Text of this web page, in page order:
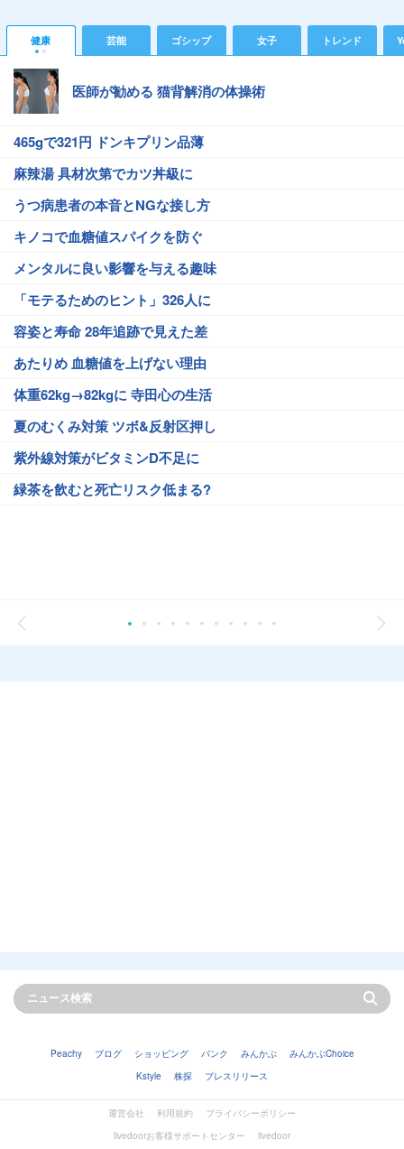
健康 芸能 ゴシップ 女子 トレンド
医師が勧める 猫背解消の体操術
465gで321円 ドンキプリン品薄
麻辣湯 具材次第でカツ丼級に
うつ病患者の本音とNGな接し方
キノコで血糖値スパイクを防ぐ
メンタルに良い影響を与える趣味
「モテるためのヒント」326人に
容姿と寿命 28年追跡で見えた差
あたりめ 血糖値を上げない理由
体重62kg→82kgに 寺田心の生活
夏のむくみ対策 ツボ&反射区押し
紫外線対策がビタミンD不足に
緑茶を飲むと死亡リスク低まる?
Peachy ブログ ショッピング バンク みんかぶ
みんかぶChoice
Kstyle
株探 プレスリリース
運営会社 利用規約
プライバシーポリシー
livedoorお客様サポートセンター
livedoor